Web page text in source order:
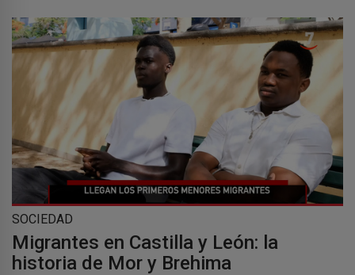
SOCIEDAD
Migrantes en Castilla y León: la
historia de Mor y Brehima